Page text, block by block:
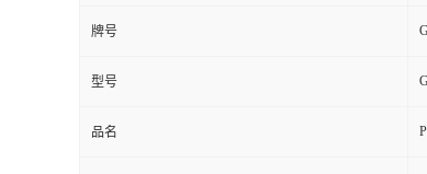
牌号
型号
品名